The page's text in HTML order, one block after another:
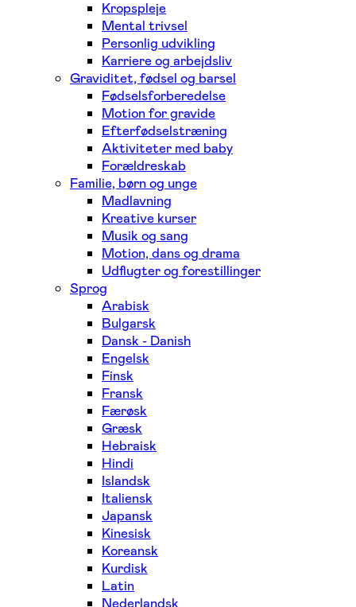
Kropspleje
Mental trivsel
Personlig udvikling
Karriere og arbejdsliv
Graviditet, fødsel og barsel
Fødselsforberedelse
Motion for gravide
Efterfødselstræning
Aktiviteter med baby
Forældreskab
Familie, børn og unge
Madlavning
Kreative kurser
Musik og sang
Motion, dans og drama
Udflugter og forestillinger
Sprog
Arabisk
Bulgarsk
Dansk - Danish
Engelsk
Finsk
Fransk
Færøsk
Græsk
Hebraisk
Hindi
Islandsk
Italiensk
Japansk
Kinesisk
Koreansk
Kurdisk
Latin
Nederlandsk